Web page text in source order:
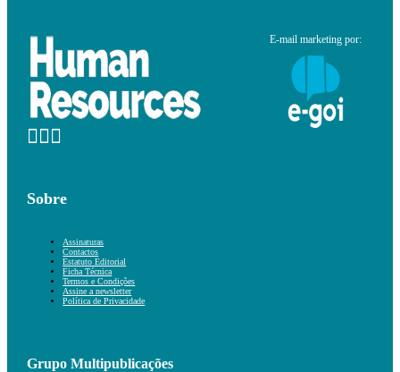
E-mail marketing por:
Sobre
Assinaturas
Contactos
Estatuto Editorial
Ficha Técnica
Termos e Condições
Assine a newsletter
Política de Privacidade
Grupo Multipublicações